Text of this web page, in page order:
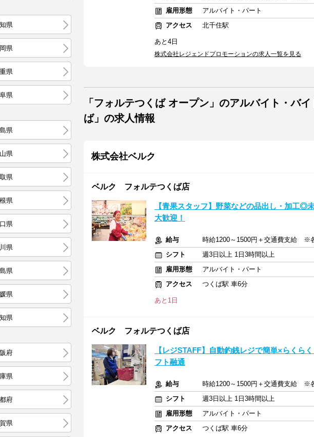
県
県
県
県
県
県
県
県
県
県
県
県
県
府
県
府
県
雇用形態
アルバイト・パート
アクセス
北千住駅
あと4日
株式会社レジェンドプロモーションの求人一覧を見る
「フォルテつくば オープン」のアルバイト・バ
ば」の求人情報
株式会社ベルク
ベルク フォルテつくば店
【青果スタッフ】野菜などの品出し・加工◎
大歓迎！
給与
時給1200～1500円＋交通費支給 ※
シフト
週3日以上 1日3時間以上
雇用形態
アルバイト・パート
アクセス
つくば駅 車6分
あと1日
ベルク フォルテつくば店
【レジSTAFF】自動釣銭レジで簡単×らくら
フト融通
給与
時給1200～1500円＋交通費支給 ※
シフト
週3日以上 1日3時間以上
雇用形態
アルバイト・パート
アクセス
つくば駅 車6分